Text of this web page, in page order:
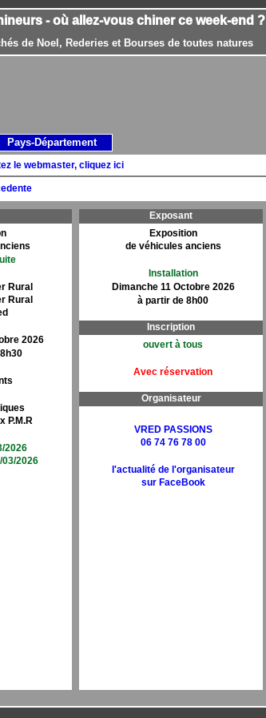
- où allez-vous chiner ce week-end ?
de Noel, Rederies et Bourses de toutes natures
le webmaster, cliquez ici
Rural
Rural
2026
P.M.R
2026
2026
Exposant
Exposition
de véhicules anciens
Installation
Dimanche 11 Octobre 2026
à partir de 8h00
Inscription
ouvert à tous
Avec réservation
Organisateur
VRED PASSIONS
06 74 76 78 00
l'actualité de l'organisateur
sur FaceBook
Pays-Département